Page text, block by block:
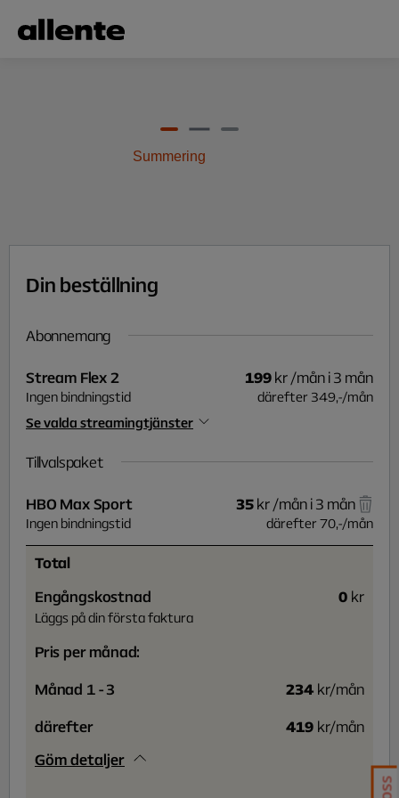
Summering
Din beställning
Abonnemang
Stream Flex 2 199kr/mån i 3 mån
Ingen bindningstid därefter 349,-/mån
Se valda streamingtjänster
Tillvalspaket
HBO Max Sport 35kr/mån i 3 mån
Ingen bindningstid därefter 70,-/mån
Total
Engångskostnad
0 kr
Läggs på din första faktura
Pris per månad:
Månad 1 - 3
234 kr/mån
därefter
419 kr/mån
Göm detaljer